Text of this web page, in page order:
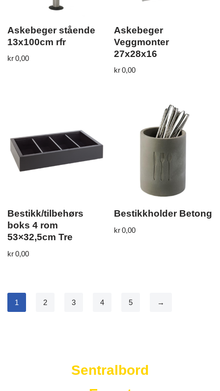
Askebeger stående
13x100cm rfr
kr0,00
Askebeger
Veggmonter
27x28x16
kr0,00
Bestikk/tilbehørs
boks 4 rom
53×32,5cm Tre
kr0,00
Bestikkholder Betong
kr0,00
1 2 3 4 5 →
Sentralbord